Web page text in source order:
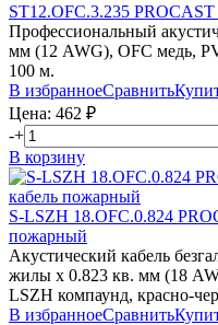
ST12.OFC.3.235 PROCAST
Профессиональный
мм (12 AWG), OFC медь,
100 м.
В избранноеСравнить
Цена: 462 ₽
-+
В корзину
S-LSZH 18.OFC.0.824
пожарный
Акустический кабель
жилы х 0.823 кв. мм (18
LSZH компаунд, красно-
В избранноеСравнить